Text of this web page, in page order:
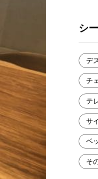
シ
デ
チ
テ
サ
ベ
そ